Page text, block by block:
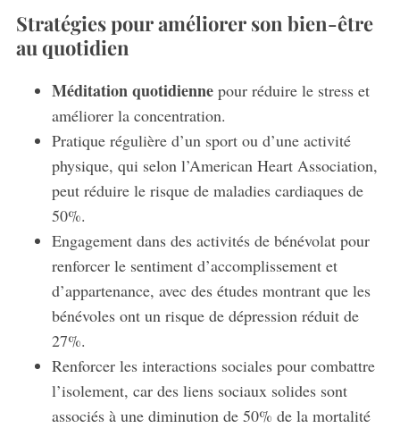
Stratégies pour améliorer son bien-être
au quotidien
Méditation quotidiennepour réduire le stress et
améliorer la concentration.
Pratique régulière d’un sport ou d’une activité
physique, qui selon l’American Heart Association,
peut réduire le risque de maladies cardiaques de
50%.
Engagement dans des activités de bénévolat pour
renforcer le sentiment d’accomplissement et
d’appartenance, avec des études montrant que les
bénévoles ont un risque de dépression réduit de
27%.
Renforcer les interactions sociales pour combattre
l’isolement, car des liens sociaux solides sont
associés à une diminution de 50% de la mortalité